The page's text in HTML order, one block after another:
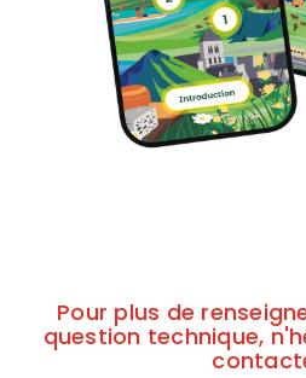
Pour plus de
question technique,